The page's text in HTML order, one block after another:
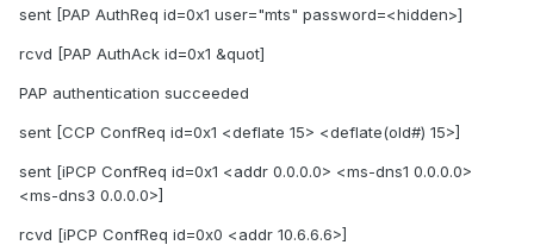
sent [PAP AuthReq id=0x1 user="mts" password=<hidden>]
rcvd [PAP AuthAck id=0x1 &quot]
PAP authentication succeeded
sent [CCP ConfReq id=0x1 <deflate 15> <deflate(old#) 15>]
sent [iPCP ConfReq id=0x1 <addr 0.0.0.0> <ms-dns1 0.0.0.0>
<ms-dns3 0.0.0.0>]
rcvd [iPCP ConfReq id=0x0 <addr 10.6.6.6>]